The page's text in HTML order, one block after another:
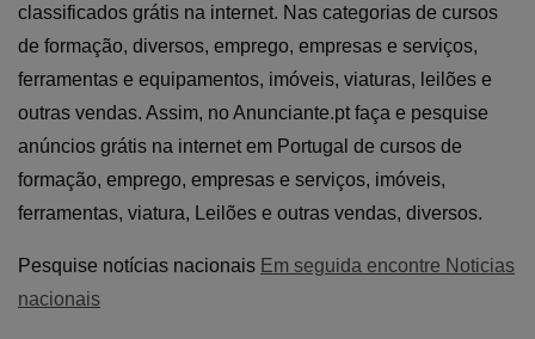
classificados grátis na internet. Nas categorias de cursos
de formação, diversos, emprego, empresas e serviços,
ferramentas e equipamentos, imóveis, viaturas, leilões e
outras vendas. Assim, no Anunciante.pt faça e pesquise
anúncios grátis na internet em Portugal de cursos de
formação, emprego, empresas e serviços, imóveis,
ferramentas, viatura, Leilões e outras vendas, diversos.
Pesquise notícias nacionais Em seguida encontre Noticias
nacionais